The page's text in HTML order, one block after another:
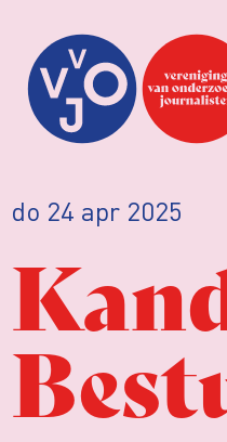
do 24 apr 2025